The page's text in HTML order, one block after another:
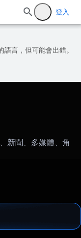
登入
言，但可能會出錯。
新聞、多媒體、角